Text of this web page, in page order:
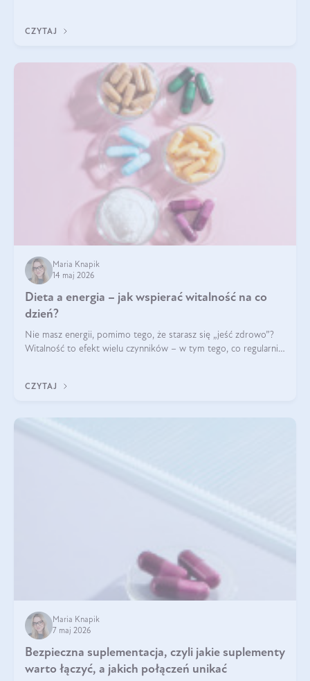
zwiększa masę
CZYTAJ
Maria Knapik
14 maj 2026
Dieta a energia – jak wspierać witalność na co
dzień?
Nie masz energii, pomimo tego, że starasz się „jeść zdrowo”?
Witalność to efekt wielu czynników – w tym tego, co regularnie
CZYTAJ
Maria Knapik
7 maj 2026
Bezpieczna suplementacja, czyli jakie suplementy
warto łączyć, a jakich połączeń unikać